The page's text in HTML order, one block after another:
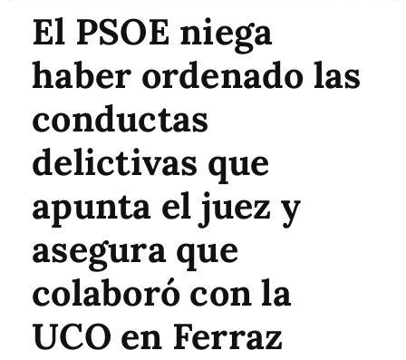
El PSOE niega
haber ordenado las
conductas
delictivas que
apunta el juez y
asegura que
colaboró con la
UCO en Ferraz